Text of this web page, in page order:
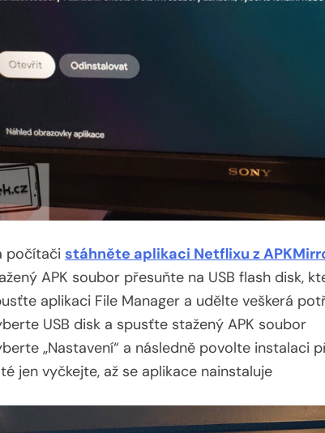
počítači stáhněte aplikaci Netflixu z
APK soubor přesuňte na USB flash disk,
aplikaci File Manager a udělte veškerá
USB disk a spusťte stažený APK soubor
„Nastavení“ a následně povolte instalaci
jen vyčkejte, až se aplikace nainstaluje